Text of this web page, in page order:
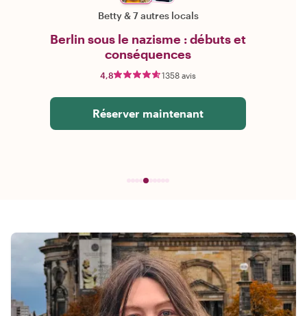
Betty &7 autres locals
Berlin sous le nazisme : débuts et
conséquences
4,8 1358 avis
Réserver maintenant